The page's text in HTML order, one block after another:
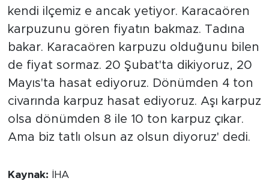
kendi ilçemiz e ancak yetiyor. Karacaören
karpuzunu gören fiyatın bakmaz. Tadına
bakar. Karacaören karpuzu olduğunu bilen
de fiyat sormaz. 20 Şubat'ta dikiyoruz, 20
Mayıs'ta hasat ediyoruz. Dönümden 4 ton
civarında karpuz hasat ediyoruz. Aşı karpuz
olsa dönümden 8 ile 10 ton karpuz çıkar.
Ama biz tatlı olsun az olsun diyoruz' dedi.
Kaynak: İHA